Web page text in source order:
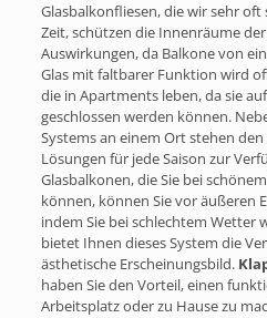
Glasbalkonfliesen, die wir sehr
Zeit, schützen die Innenräume
Auswirkungen, da Balkone von
Glas mit faltbarer Funktion wird
die in Apartments leben, da sie
geschlossen werden können.
Systems an einem Ort stehen
Lösungen für jede Saison zur
Glasbalkonen, die Sie bei
können, können Sie vor äußeren
indem Sie bei schlechtem Wetter
bietet Ihnen dieses System die
ästhetische Erscheinungsbild.
haben Sie den Vorteil, einen
Arbeitsplatz oder zu Hause zu